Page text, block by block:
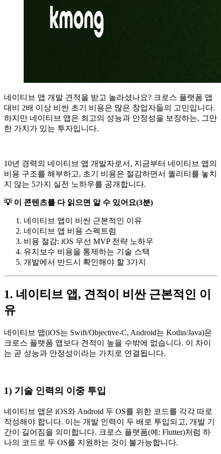
네이티브 앱 개발 견적을 받고 놀라셨나요? 크로스 플랫폼 앱
대비 2배 이상 비싼 초기 비용은 많은 창업자들의 고민입니다.
하지만 네이티브 앱은 최고의 성능과 안정성을 보장하는, 그만
한 가치가 있는 투자입니다.
10년 경력의 네이티브 앱 개발자로서, 지금부터 네이티브 앱의
비용 구조를 해부하고, 초기 비용은 절감하면서 퀄리티를 놓치
지 않는 5가지 실전 노하우를 공개합니다.
💡 이 콘텐츠를 다 읽으면 알 수 있어요(3분)
네이티브 앱이 비싼 근본적인 이유
네이티브 앱 비용 스펙트럼
비용 절감: iOS 우선 MVP 전략 노하우
유지보수 비용을 통제하는 기술 스택
개발에서 반드시 확인해야 할 3가지
1. 네이티브 앱, 견적이 비싼 근본적인 이
유
네이티브 앱(iOS는 Swift/Objective-C, Android는 Kotlin/Java)은
크로스 플랫폼 앱보다 견적이 높을 수밖에 없습니다. 이 차이
는 곧 성능과 안정성이라는 가치로 연결됩니다.
1) 기술 인력의 이중 투입
네이티브 앱은 iOS와 Android 두 OS를 위한 코드를 각각 따로
작성해야 합니다. 이는 개발 인력이 두 배로 투입되고, 개발 기
간이 길어짐을 의미합니다. 크로스 플랫폼(예: Flutter)처럼 하
나의 코드로 두 OS를 지원하는 것이 불가능합니다.